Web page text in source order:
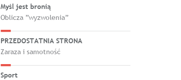
Myśl jest bronią
Oblicza ”wyzwolenia”
PRZEDOSTATNIA STRONA
Zaraza i samotność
Sport